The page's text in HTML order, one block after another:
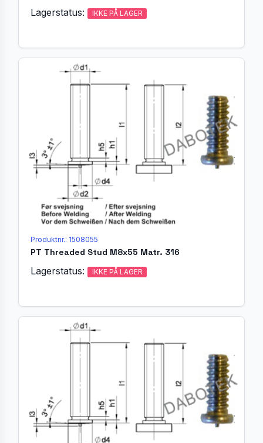
Lagerstatus: IKKE PÅ LAGER
Produktnr.: 1508055
PT Threaded Stud M8x55 Matr. 316
Lagerstatus: IKKE PÅ LAGER